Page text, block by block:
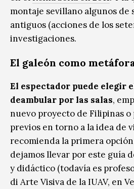
montaje sevillano algunos de
antiguos (acciones de los
investigaciones.
El galeón como
El espectador puede elegir
deambular por las salas,
nuevo proyecto de Filipinas o
previos en torno a la idea de
recomienda la primera
dejamos llevar por este guía
y didáctico (todavía es
di Arte Visiva de la IUAV, en